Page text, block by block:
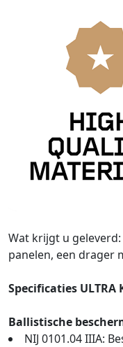
Wat krijgt u geleverd:
panelen, een drager
Specificaties ULTRA
Ballistische
NIJ 0101.04 IIIA: